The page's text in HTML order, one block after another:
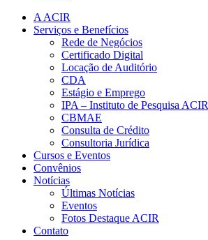
A ACIR
Serviços e Benefícios
Rede de Negócios
Certificado Digital
Locação de Auditório
CDA
Estágio e Emprego
IPA – Instituto de Pesquisa ACIR
CBMAE
Consulta de Crédito
Consultoria Jurídica
Cursos e Eventos
Convênios
Notícias
Últimas Notícias
Eventos
Fotos Destaque ACIR
Contato